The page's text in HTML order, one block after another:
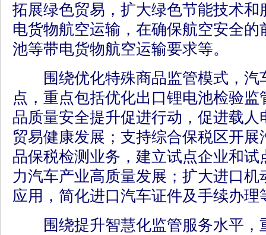
拓展绿色贸易，扩大绿色节能技术和
电货物航空运输，在确保航空安全
池等带电货物航空运输要求等。
围绕优化特殊商品监管模式，汽
点，重点包括优化出口锂电池检验
品质量安全提升促进行动，促进载
贸易健康发展；支持综合保税区开
品保税检测业务，建立试点企业和试
力汽车产业高质量发展；扩大进口机
应用，简化进口汽车证件及手续办理
围绕提升智慧化监管服务水平，